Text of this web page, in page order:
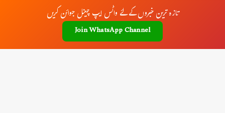
تازہ ترین خبروں کے لئے واٹس ایپ چینل جوائن کریں
Join WhatsApp Channel